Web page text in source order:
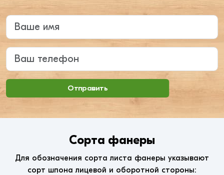
Введите ваше имя
Ваш телефон
Отправить
Сорта фанеры
Для обозначения сорта листа фанеры указывают
сорт шпона лицевой и оборотной стороны: